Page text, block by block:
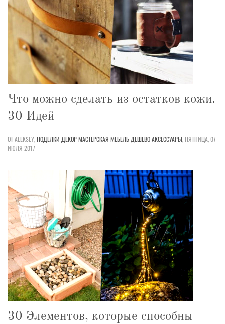
Что можно сделать из остатков кожи.
30 Идей
ОТ ALEKSEY,ПОДЕЛКИ ДЕКОРМАСТЕРСКАЯ МЕБЕЛЬДЕШЕВОАКСЕССУАРЫ,ПЯТНИЦА, 07
ИЮЛЯ 2017
30 Элементов, которые способны